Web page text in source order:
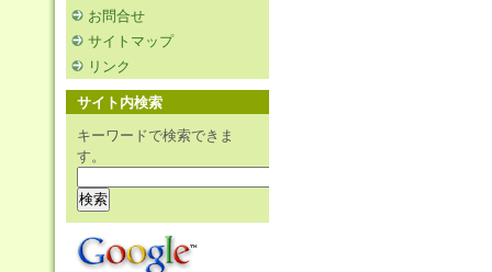
お問合せ
サイトマップ
リンク
サイト内検索
キーワードで検索できま
す。